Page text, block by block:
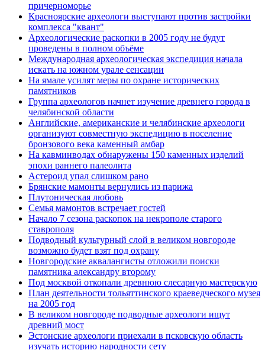
причерноморье
Красноярские археологи выступают против застройки
комплекса "квант"
Археологические раскопки в 2005 году не будут
проведены в полном объёме
Международная археологическая экспедиция начала
искать на южном урале сенсации
На ямале усилят меры по охране исторических
памятников
Группа археологов начнет изучение древнего города в
челябинской области
Английские, американские и челябинские археологи
организуют совместную экспедицию в поселение
бронзового века каменный амбар
На кавминводах обнаружены 150 каменных изделий
эпохи раннего палеолита
Астероид упал слишком рано
Брянские мамонты вернулись из парижа
Плутоническая любовь
Семья мамонтов встречает гостей
Начало 7 сезона раскопок на некрополе старого
ставрополя
Подводный культурный слой в великом новгороде
возможно будет взят под охрану
Новгородские аквалангисты отложили поиски
памятника александру второму
Под москвой откопали древнюю слесарную мастерскую
План деятельности тольяттинского краеведческого музея
на 2005 год
В великом новгороде подводные археологи ищут
древний мост
Эстонские археологи приехали в псковскую область
изучать историю народности сету